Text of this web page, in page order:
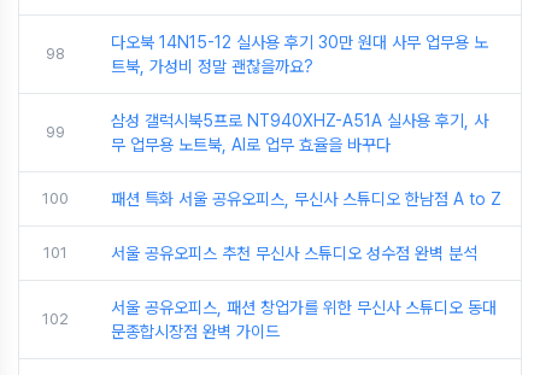
98
다오북 14N15-12 실사용 후기 30만 원대 사무 업무용 노
트북, 가성비 정말 괜찮을까요?
99
삼성 갤럭시북5프로 NT940XHZ-A51A 실사용 후기, 사
무 업무용 노트북, AI로 업무 효율을 바꾸다
100 패션 특화 서울 공유오피스, 무신사 스튜디오 한남점 A to Z
101 서울 공유오피스 추천 무신사 스튜디오 성수점 완벽 분석
102
서울 공유오피스, 패션 창업가를 위한 무신사 스튜디오 동대
문종합시장점 완벽 가이드